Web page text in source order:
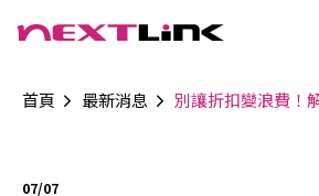
首頁 最新消息 別讓折扣變浪費！解析雲端節費
07/07